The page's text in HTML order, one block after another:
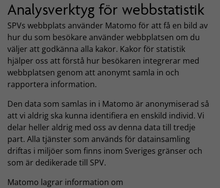
Analysverktyg för webbstatistik
SPVs webbplats använder Matomo för att få en bild av
hur du som besökare använder webbplatsen om du
väljer att godkänna alla kakor. Kakor för statistik
hjälper oss att förstå hur besökaren integrerar med
webbplatsen genom att anonymt samla in och
rapportera information.
Den data som samlas in i Matomo är anonymiserad så
att vi aldrig ska kunna identifiera en enskild individ. Vi
delar heller aldrig med oss av denna data till tredje
part. Alla tjänster som används för datainsamling
driftas i miljöer som finns inom Sveriges gränser och
som är dedikerade till SPV.
Matomo lagrar information om